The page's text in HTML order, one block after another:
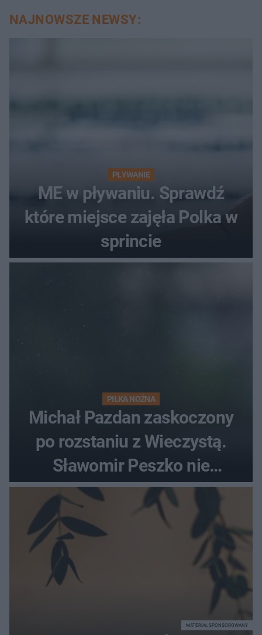
NAJNOWSZE NEWSY:
PŁYWANIE
ME w pływaniu. Sprawdź
które miejsce zajęła Polka w
sprincie
PIŁKA NOŻNA
Michał Pazdan zaskoczony
po rozstaniu z Wieczystą.
Sławomir Peszko nie
dotrzymał słowa?
MATERIAŁ SPONSOROWANY